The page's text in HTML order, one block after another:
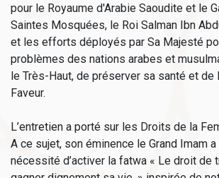
pour le Royaume d'Arabie Saoudite et le
Saintes Mosquées, le Roi Salman Ibn
et les efforts déployés par Sa Majesté
problèmes des nations arabes et
le Très-Haut, de préserver sa santé et de
Faveur.
L’entretien a porté sur les Droits de la
A ce sujet, son éminence le Grand Imam
nécessité d’activer la fatwa « Le droit de